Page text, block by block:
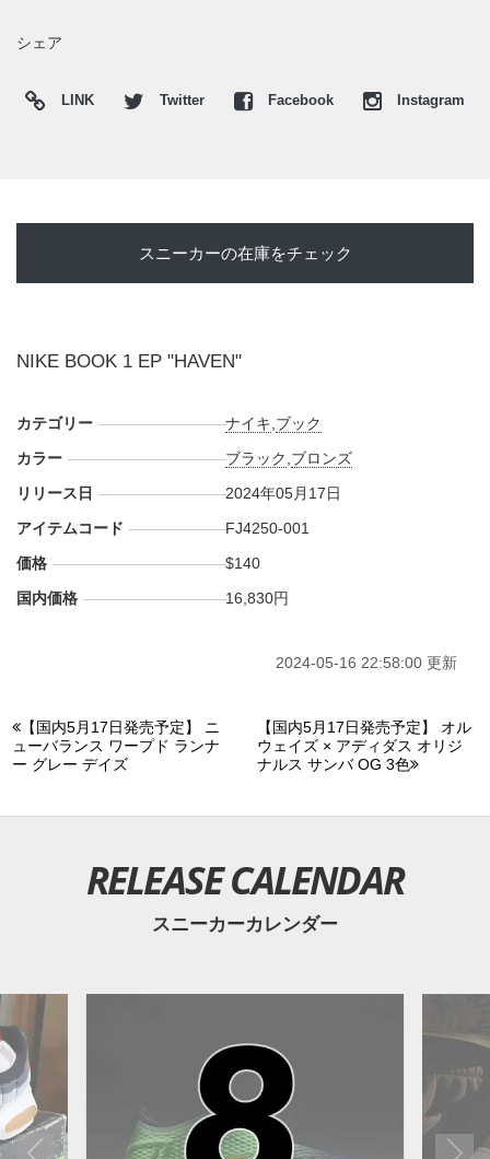
シェア
LINK Twitter Facebook Instagram
スニーカーの在庫をチェック
NIKE BOOK 1 EP "HAVEN"
カテゴリー ナイキ ブック
カラー
ブラック ブロンズ
リリース日
2024年05月17日
アイテムコード
FJ4250-001
価格
$140
国内価格
16,830円
2024-05-16 22:58:00 更新
【国内5月17日発売予定】 ニ
ューバランス ワープド ランナ
ー グレー デイズ
【国内5月17日発売予定】 オル
ウェイズ × アディダス オリジ
ナルス サンバ OG 3色
RELEASE CALENDAR
スニーカーカレンダー